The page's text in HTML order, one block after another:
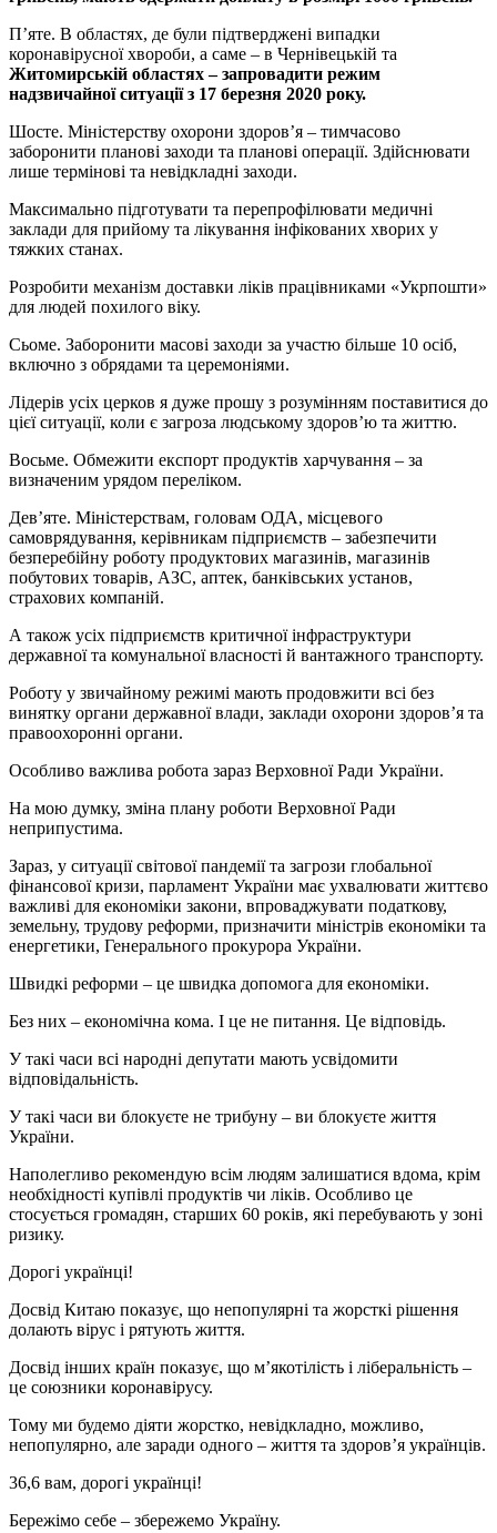
П’яте. В областях, де були підтверджені випадки
коронавірусної хвороби, а саме – в Чернівецькій та
Житомирській областях – запровадити режим
надзвичайної ситуації з 17 березня 2020 року.
Шосте. Міністерству охорони здоров’я – тимчасово
заборонити планові заходи та планові операції. Здійснювати
лише термінові та невідкладні заходи.
Максимально підготувати та перепрофілювати медичні
заклади для прийому та лікування інфікованих хворих у
тяжких станах.
Розробити механізм доставки ліків працівниками «Укрпошти»
для людей похилого віку.
Сьоме. Заборонити масові заходи за участю більше 10 осіб,
включно з обрядами та церемоніями.
Лідерів усіх церков я дуже прошу з розумінням поставитися до
цієї ситуації, коли є загроза людському здоров’ю та життю.
Восьме. Обмежити експорт продуктів харчування – за
визначеним урядом переліком.
Дев’яте. Міністерствам, головам ОДА, місцевого
самоврядування, керівникам підприємств – забезпечити
безперебійну роботу продуктових магазинів, магазинів
побутових товарів, АЗС, аптек, банківських установ,
страхових компаній.
А також усіх підприємств критичної інфраструктури
державної та комунальної власності й вантажного транспорту.
Роботу у звичайному режимі мають продовжити всі без
винятку органи державної влади, заклади охорони здоров’я та
правоохоронні органи.
Особливо важлива робота зараз Верховної Ради України.
На мою думку, зміна плану роботи Верховної Ради
неприпустима.
Зараз, у ситуації світової пандемії та загрози глобальної
фінансової кризи, парламент України має ухвалювати життєво
важливі для економіки закони, впроваджувати податкову,
земельну, трудову реформи, призначити міністрів економіки та
енергетики, Генерального прокурора України.
Швидкі реформи – це швидка допомога для економіки.
Без них – економічна кома. І це не питання. Це відповідь.
У такі часи всі народні депутати мають усвідомити
відповідальність.
У такі часи ви блокуєте не трибуну – ви блокуєте життя
України.
Наполегливо рекомендую всім людям залишатися вдома, крім
необхідності купівлі продуктів чи ліків. Особливо це
стосується громадян, старших 60 років, які перебувають у зоні
ризику.
Дорогі українці!
Досвід Китаю показує, що непопулярні та жорсткі рішення
долають вірус і рятують життя.
Досвід інших країн показує, що м’якотілість і ліберальність –
це союзники коронавірусу.
Тому ми будемо діяти жорстко, невідкладно, можливо,
непопулярно, але заради одного – життя та здоров’я українців.
36,6 вам, дорогі українці!
Бережімо себе – збережемо Україну.